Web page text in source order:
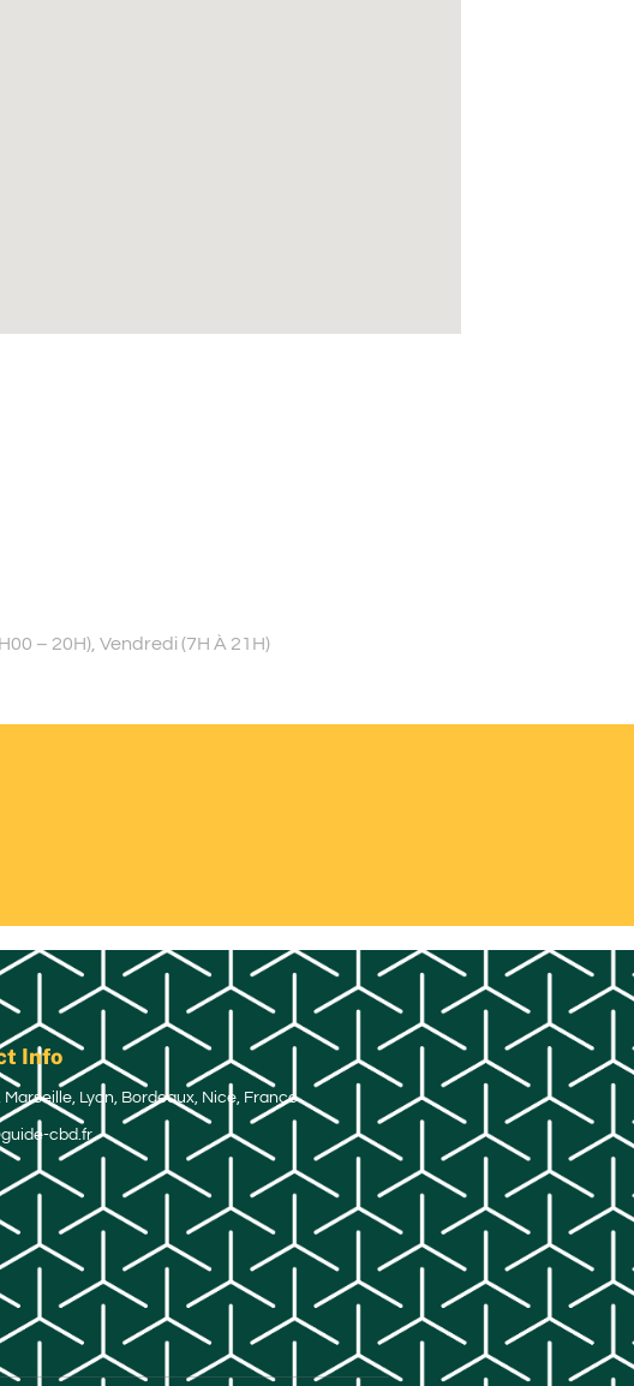
– 20H), Vendredi (7H À 21H)
Info
Marseille, Lyon, Bordeaux, Nice, France
cbd.fr